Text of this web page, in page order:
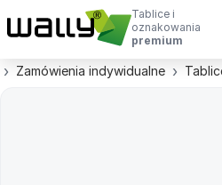
Tablice i
oznakowania
premium
Zamówienia indywidualne